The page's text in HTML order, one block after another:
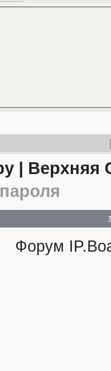
| Верхняя
Форум